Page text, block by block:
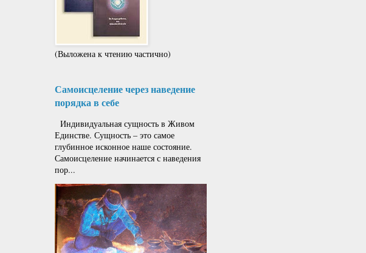
(Выложена к чтению частично)
Самоисцеление через наведение
порядка в себе
Индивидуальная сущность в Живом
Единстве. Сущность – это самое
глубинное исконное наше состояние.
Самоисцеление начинается с наведения
пор...